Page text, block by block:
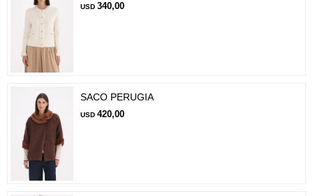
USD 340,00
SACO PERUGIA
USD 420,00